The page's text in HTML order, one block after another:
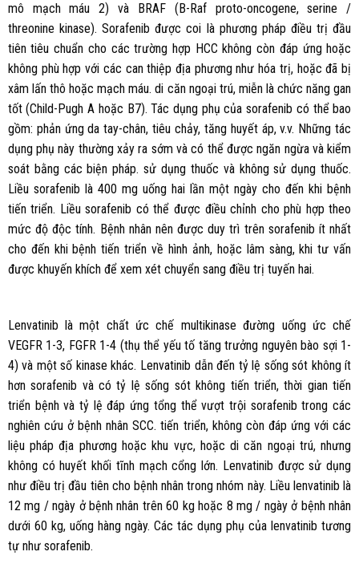
mô mạch máu 2) và BRAF (B-Raf proto-oncogene, serine /
threonine kinase). Sorafenib được coi là phương pháp điều trị đầu
tiên tiêu chuẩn cho các trường hợp HCC không còn đáp ứng hoặc
không phù hợp với các can thiệp địa phương như hóa trị, hoặc đã bị
xâm lấn thô hoặc mạch máu. di căn ngoại trú, miễn là chức năng gan
tốt (Child-Pugh A hoặc B7). Tác dụng phụ của sorafenib có thể bao
gồm: phản ứng da tay-chân, tiêu chảy, tăng huyết áp, v.v. Những tác
dụng phụ này thường xảy ra sớm và có thể được ngăn ngừa và kiểm
soát bằng các biện pháp. sử dụng thuốc và không sử dụng thuốc.
Liều sorafenib là 400 mg uống hai lần một ngày cho đến khi bệnh
tiến triển. Liều sorafenib có thể được điều chỉnh cho phù hợp theo
mức độ độc tính. Bệnh nhân nên được duy trì trên sorafenib ít nhất
cho đến khi bệnh tiến triển về hình ảnh, hoặc lâm sàng, khi tư vấn
được khuyến khích để xem xét chuyển sang điều trị tuyến hai.
Lenvatinib là một chất ức chế multikinase đường uống ức chế
VEGFR 1-3, FGFR 1-4 (thụ thể yếu tố tăng trưởng nguyên bào sợi 1-
4) và một số kinase khác. Lenvatinib dẫn đến tỷ lệ sống sót không ít
hơn sorafenib và có tỷ lệ sống sót không tiến triển, thời gian tiến
triển bệnh và tỷ lệ đáp ứng tổng thể vượt trội sorafenib trong các
nghiên cứu ở bệnh nhân SCC. tiến triển, không còn đáp ứng với các
liệu pháp địa phương hoặc khu vực, hoặc di căn ngoại trú, nhưng
không có huyết khối tĩnh mạch cổng lớn. Lenvatinib được sử dụng
như điều trị đầu tiên cho bệnh nhân trong nhóm này. Liều lenvatinib là
12 mg / ngày ở bệnh nhân trên 60 kg hoặc 8 mg / ngày ở bệnh nhân
dưới 60 kg, uống hàng ngày. Các tác dụng phụ của lenvatinib tương
tự như sorafenib.